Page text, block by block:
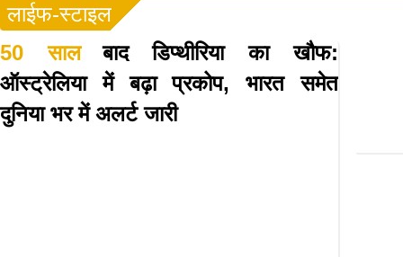
लाईफ-स्टाइल
50 साल
बाद डिप्थीरिया का खौफ:
ऑस्ट्रेलिया में बढ़ा प्रकोप, भारत समेत
दुनिया भर में अलर्ट जारी